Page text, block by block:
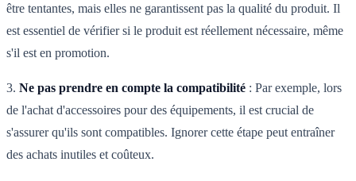
être tentantes, mais elles ne garantissent pas la qualité du produit. Il
est essentiel de vérifier si le produit est réellement nécessaire, même
s'il est en promotion.
3. Ne pas prendre en compte la compatibilité : Par exemple, lors
de l'achat d'accessoires pour des équipements, il est crucial de
s'assurer qu'ils sont compatibles. Ignorer cette étape peut entraîner
des achats inutiles et coûteux.